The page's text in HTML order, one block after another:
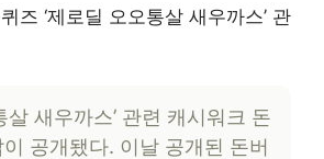
즈 ‘제로딜 오오통살 새우까스’ 관
살 새우까스’ 관련 캐시워크 돈
공개됐다. 이날 공개된 돈버